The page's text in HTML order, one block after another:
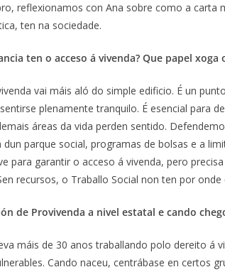
reflexionamos con Ana sobre como a carta
ten na sociedade.
ten o acceso á vivenda? Que papel
vai máis aló do simple edificio. É un
plenamente tranquilo. É esencial para
áreas da vida perden sentido.
dun parque social, programas de bolsas e a
para garantir o acceso á vivenda, pero
recursos, o Traballo Social non ten por
de Provivenda a nivel estatal e cando
máis de 30 anos traballando polo dereito á
Cando naceu, centrábase en certos